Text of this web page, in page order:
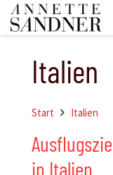
Italien
Start Italien
in Italien